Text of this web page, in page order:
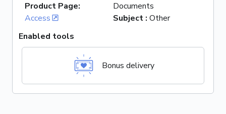
Product Page:
Access
Documents
Subject : Other
Enabled tools
Bonus delivery